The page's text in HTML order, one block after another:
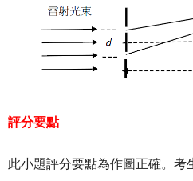
評分要點
此小題評分要點為作圖正確。考